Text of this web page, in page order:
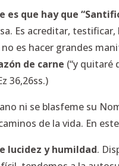
es que hay que
Es acreditar,
es hacer grandes
de carne (“y quitaré
36,26ss.)
ni se blasfeme su
de la vida. En
lucidez y humildad.